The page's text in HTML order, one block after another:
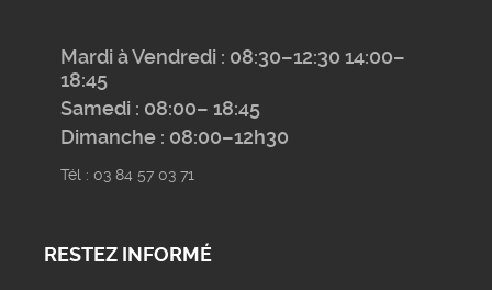
Mardi à Vendredi : 08:30–12:30 14:00–
18:45
Samedi : 08:00– 18:45
Dimanche : 08:00–12h30
Tél : 03 84 57 03 71
RESTEZ INFORMÉ